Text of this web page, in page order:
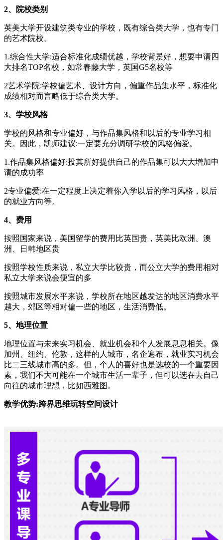
2、院校类别
英美大学开设建筑类专业的学校，既有综合类大学，也有专门
的艺术院校。
1.综合性大学:适合标准化成绩优越，学校背景好，想要申请四
大排名TOP名校，如常春藤大学，英国G5名校等
2艺术学院:学校偏艺术、设计方向，偏重作品集水平，标准化
成绩相对而言略低于综合类大学。
3、学校风格
学校的风格和专业偏好，与作品集风格和以后的专业学习相
关。因此，凯师建议:一定要充分调研学校的风格偏爱。
1.作品集风格偏好:投其所好提供自己的作品集可以大大增加申
请的成功率
2专业偏爱:在一定程度上决定着你入学以后的学习风格，以后
的就业方向等。
4、费用
按照国家来说，美国留学的费用比英国贵，英美比欧洲、澳
洲、日韩地区贵
按照学校性质来说，私立大学比较贵，而公立大学的费用相对
私立大学来说会便宜的多
按照城市发展水平来说，学校所在地区越发达的地区消费水平
越大，郊区等相对偏一些的地区，生活消费低。
5、地理位置
地理位置与未来实习机会、就业机会和个人发展息息相关。像
加州、纽约、伦敦，这样的人城市，名企遍布，就业实习机会
比二三线城市高的多。但，个人的喜好也是选校的一个重要因
素，我们不大可能在一个城市生活一辈子，但可以选在去自己
向往的城市理想，比如西雅图。
教学优势:跨界思维玩转空间设计